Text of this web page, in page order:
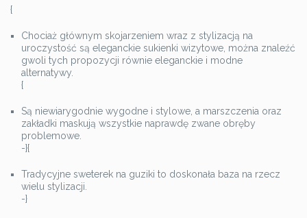
{
Chociaż głównym skojarzeniem wraz z stylizacją na
uroczystość są eleganckie sukienki wizytowe, można znaleźć
gwoli tych propozycji równie eleganckie i modne
alternatywy.
{
Są niewiarygodnie wygodne i stylowe, a marszczenia oraz
zakładki maskują wszystkie naprawdę zwane obręby
problemowe.
-}{
Tradycyjne sweterek na guziki to doskonała baza na rzecz
wielu stylizacji.
-}